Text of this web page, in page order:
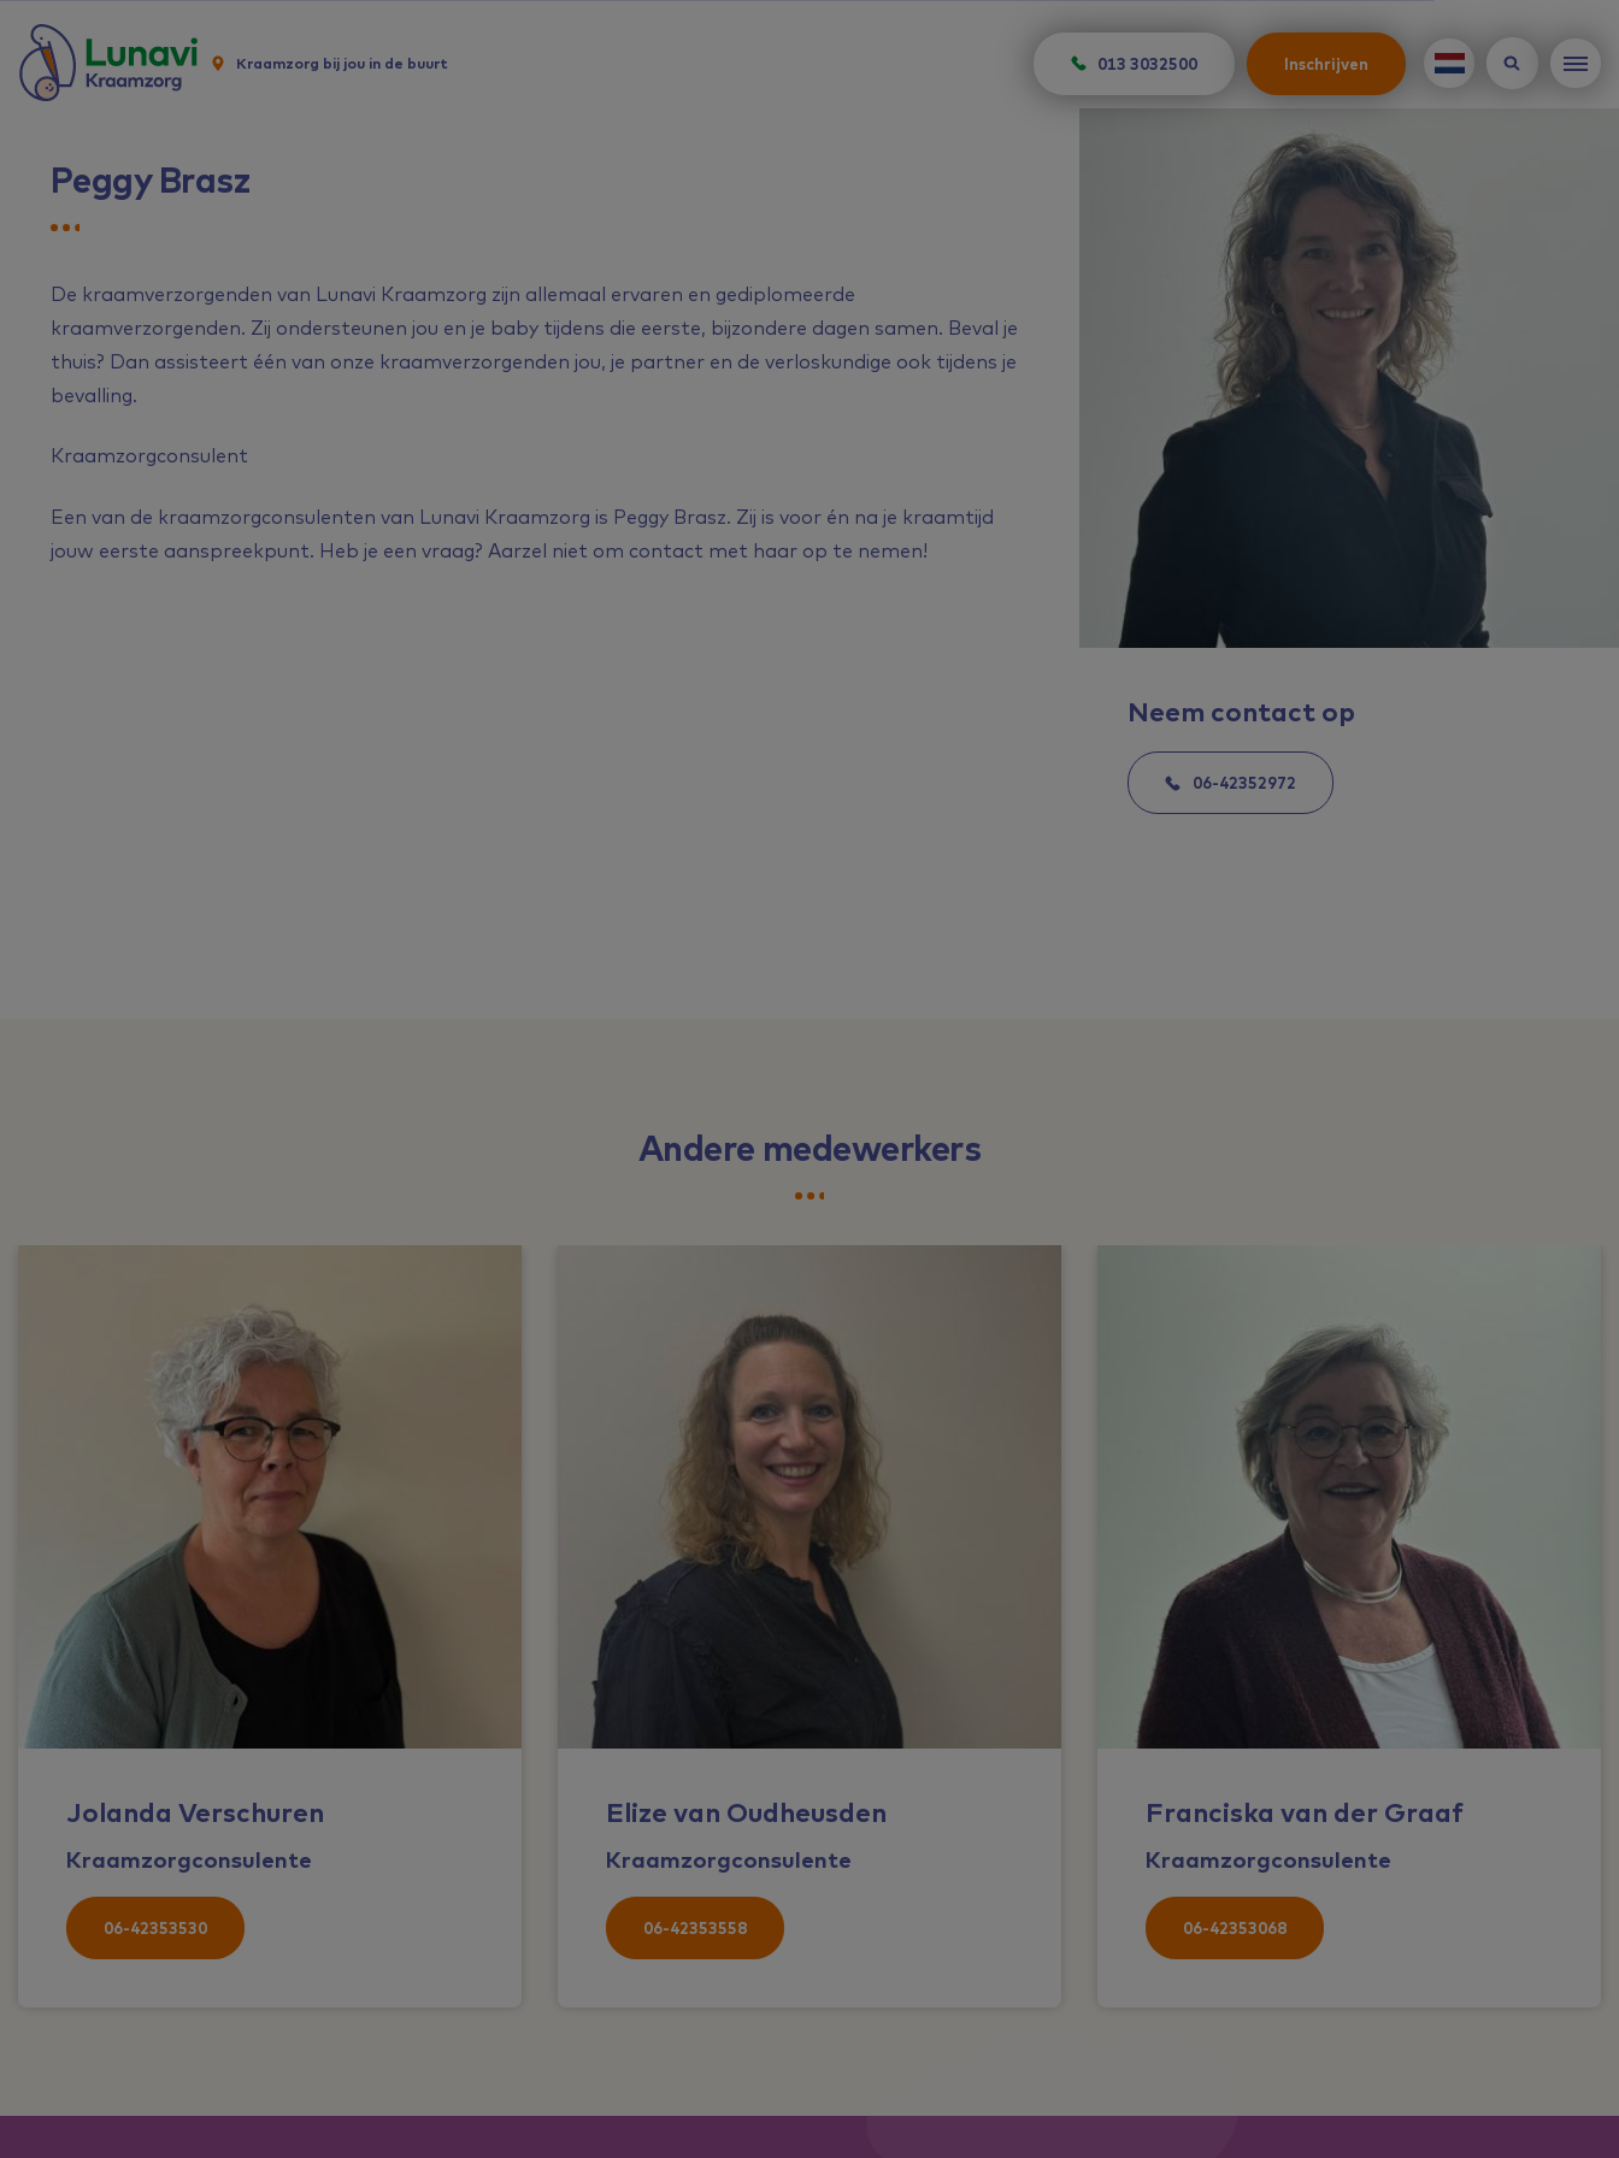
Kraamzorg bij jou in de buurt 013 3032500 Inschrijven
Peggy Brasz
De kraamverzorgenden van Lunavi Kraamzorg zijn allemaal ervaren en gediplomeerde
kraamverzorgenden. Zij ondersteunen jou en je baby tijdens die eerste, bijzondere dagen samen. Beval je
thuis? Dan assisteert één van onze kraamverzorgenden jou, je partner en de verloskundige ook tijdens je
bevalling.
Kraamzorgconsulent
Een van de kraamzorgconsulenten van Lunavi Kraamzorg is Peggy Brasz. Zij is voor én na je kraamtijd
jouw eerste aanspreekpunt. Heb je een vraag? Aarzel niet om contact met haar op te nemen!
Neem contact op
06-42352972
Andere medewerkers
Jolanda Verschuren
Kraamzorgconsulente
06-42353530
Elize van Oudheusden
Kraamzorgconsulente
06-42353558
Franciska van der Graaf
Kraamzorgconsulente
06-42353068